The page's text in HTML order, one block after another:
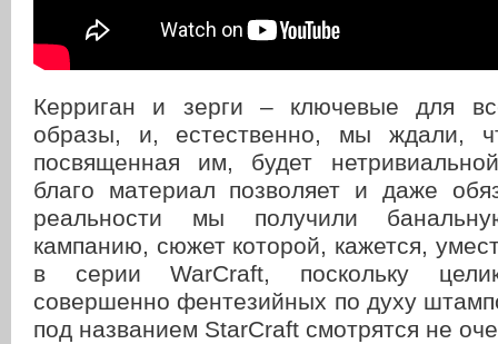
Керриган и зерги – ключевые для
образы, и, естественно, мы ждали,
посвященная им, будет
благо материал позволяет и даже
реальности мы получили
кампанию, сюжет которой, кажется,
в серии WarCraft, поскольку
совершенно фентезийных по духу
под названием StarCraft смотрятся не